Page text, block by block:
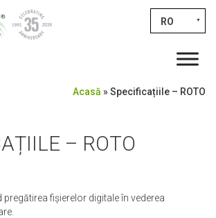
RO ▼
Acasă »Specificațiile – ROTO
– ROTO
fișierelor digitale în vederea